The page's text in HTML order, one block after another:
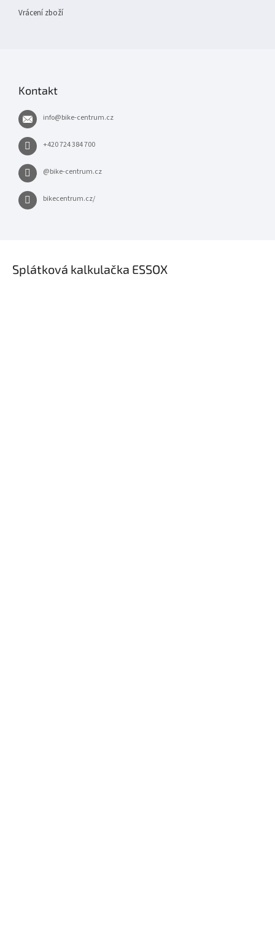
Vrácení zboží
Kontakt
info@bike-centrum.cz
+420 724 384 700
@bike-centrum.cz
bikecentrum.cz/
Splátková kalkulačka ESSOX